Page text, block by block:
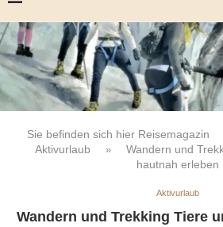
Sie befinden sich hier Reisemagazin
Aktivurlaub »
Wandern und
hautnah erleben
Aktivurlaub
Wandern und Trekking Tiere